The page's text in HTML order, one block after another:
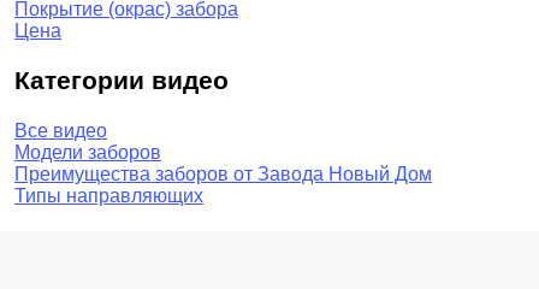
Покрытие (окрас) забора
Цена
Категории видео
Все видео
Модели заборов
Преимущества заборов от Завода Новый Дом
Типы направляющих